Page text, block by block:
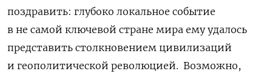
поздравить: глубоко локальное событие
в не самой ключевой стране мира ему удалось
представить столкновением цивилизаций
и геополитической революцией. Возможно,